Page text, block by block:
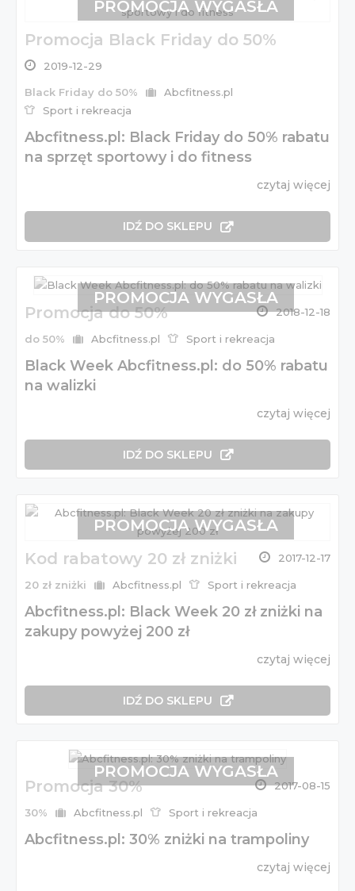
Promocja Black Friday do 50%
2019-12-29
Black Friday do 50%
Abcfitness.pl
Sport i rekreacja
Abcfitness.pl: Black Friday do 50% rabatu
na sprzęt sportowy i do fitness
czytaj więcej
IDŹ DO SKLEPU
PROMOCJA WYGASŁA
Promocja do 50% 2018-12-18
do 50% Abcfitness.pl Sport i rekreacja
Black Week Abcfitness.pl: do 50% rabatu
na walizki
czytaj więcej
IDŹ DO SKLEPU
PROMOCJA WYGASŁA
Kod rabatowy 20 zł zniżki 2017-12-17
20 zł zniżki Abcfitness.pl Sport i rekreacja
Abcfitness.pl: Black Week 20 zł zniżki na
zakupy powyżej 200 zł
czytaj więcej
IDŹ DO SKLEPU
PROMOCJA WYGASŁA
Promocja 30% 2017-08-15
30% Abcfitness.pl Sport i rekreacja
Abcfitness.pl: 30% zniżki na trampoliny
czytaj więcej
PROMOCJA WYGASŁA